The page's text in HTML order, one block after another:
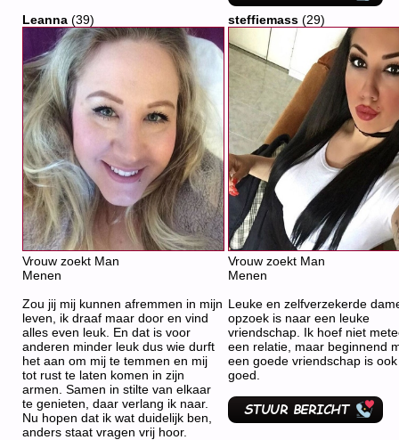
Leanna (39)
Vrouw zoekt Man
Menen
Zou jij mij kunnen afremmen in mijn
leven, ik draaf maar door en vind
alles even leuk. En dat is voor
anderen minder leuk dus wie durft
het aan om mij te temmen en mij
tot rust te laten komen in zijn
armen. Samen in stilte van elkaar
te genieten, daar verlang ik naar.
Nu hopen dat ik wat duidelijk ben,
anders staat vragen vrij hoor.
steffiemass (29)
Vrouw zoekt Man
Menen
Leuke en zelfverzekerde
opzoek is naar een leuke
vriendschap. Ik hoef niet
een relatie, maar beginnend
een goede vriendschap is ook
goed.